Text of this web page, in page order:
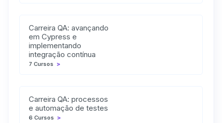
Carreira QA: avançando
em Cypress e
implementando
integração contínua
7 Cursos >
Carreira QA: processos
e automação de testes
6 Cursos >